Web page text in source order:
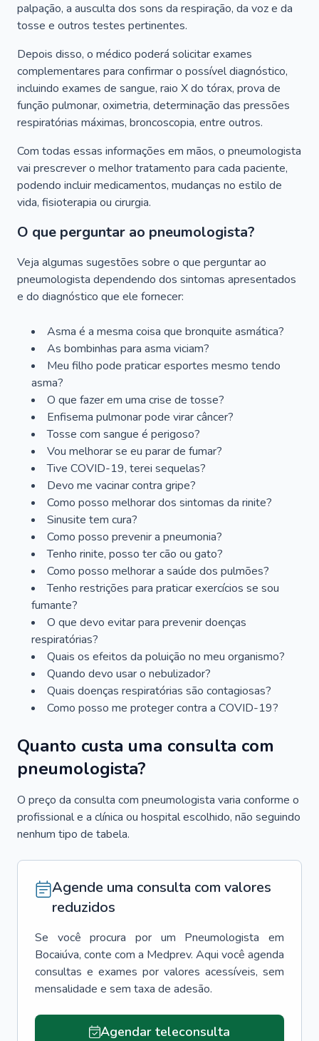
palpação, a ausculta dos sons da respiração, da voz e da
tosse e outros testes pertinentes.
Depois disso, o médico poderá solicitar exames
complementares para confirmar o possível diagnóstico,
incluindo exames de sangue, raio X do tórax, prova de
função pulmonar, oximetria, determinação das pressões
respiratórias máximas, broncoscopia, entre outros.
Com todas essas informações em mãos, o pneumologista
vai prescrever o melhor tratamento para cada paciente,
podendo incluir medicamentos, mudanças no estilo de
vida, fisioterapia ou cirurgia.
O que perguntar ao pneumologista?
Veja algumas sugestões sobre o que perguntar ao
pneumologista dependendo dos sintomas apresentados
e do diagnóstico que ele fornecer:
Asma é a mesma coisa que bronquite asmática?
As bombinhas para asma viciam?
Meu filho pode praticar esportes mesmo tendo
asma?
O que fazer em uma crise de tosse?
Enfisema pulmonar pode virar câncer?
Tosse com sangue é perigoso?
Vou melhorar se eu parar de fumar?
Tive COVID-19, terei sequelas?
Devo me vacinar contra gripe?
Como posso melhorar dos sintomas da rinite?
Sinusite tem cura?
Como posso prevenir a pneumonia?
Tenho rinite, posso ter cão ou gato?
Como posso melhorar a saúde dos pulmões?
Tenho restrições para praticar exercícios se sou
fumante?
O que devo evitar para prevenir doenças
respiratórias?
Quais os efeitos da poluição no meu organismo?
Quando devo usar o nebulizador?
Quais doenças respiratórias são contagiosas?
Como posso me proteger contra a COVID-19?
Quanto custa uma consulta com
pneumologista?
O preço da consulta com pneumologista varia conforme o
profissional e a clínica ou hospital escolhido, não seguindo
nenhum tipo de tabela.
Agende uma consulta com valores
reduzidos
Se você procura por um Pneumologista
em
Bocaiúva, conte com a Medprev. Aqui você agenda
consultas e exames por valores acessíveis, sem
mensalidade e sem taxa de adesão.
Agendar teleconsulta